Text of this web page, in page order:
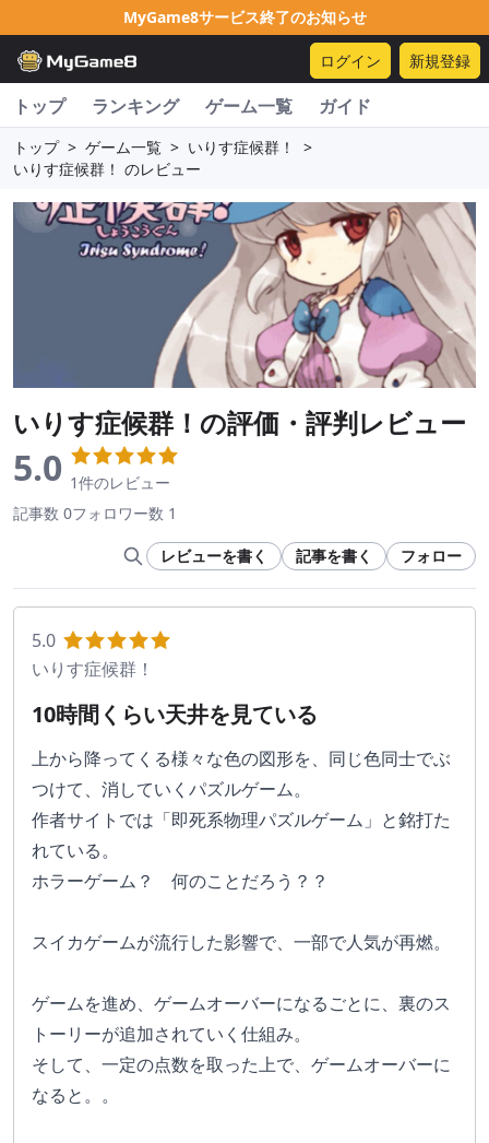
MyGame8サービス終了のお知らせ
ログイン 新規登録
トップ ランキング ゲーム一覧 ガイド
トップ > ゲーム一覧 > いりす症候群！
>
いりす症候群！ のレビュー
いりす症候群！ の評価・評判レビュー
5.0 1件のレビュー
記事数 0フォロワー数 1
レビューを書く 記事を書く フォロー
5.0
いりす症候群！
10時間くらい天井を見ている
上から降ってくる様々な色の図形を、同じ色同士でぶ
つけて、消していくパズルゲーム。
作者サイトでは「即死系物理パズルゲーム」と銘打た
れている。
ホラーゲーム？　何のことだろう？？
スイカゲームが流行した影響で、一部で人気が再燃。
ゲームを進め、ゲームオーバーになるごとに、裏のス
トーリーが追加されていく仕組み。
そして、一定の点数を取った上で、ゲームオーバーに
なると。。